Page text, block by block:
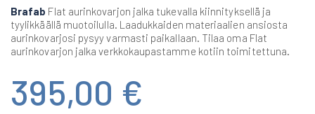
Brafab Flat aurinkovarjon jalka tukevalla kiinnityksellä ja
tyylikkäällä muotoilulla. Laadukkaiden materiaalien ansiosta
aurinkovarjosi pysyy varmasti paikallaan. Tilaa oma Flat
aurinkovarjon jalka verkkokaupastamme kotiin toimitettuna.
395,00 €